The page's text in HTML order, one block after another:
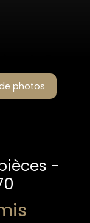
photos
-